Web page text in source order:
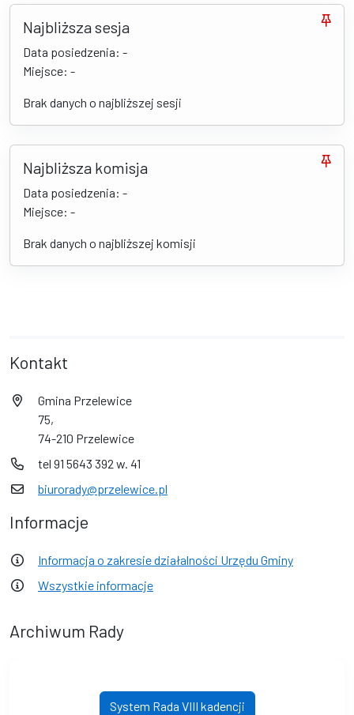
Najbliższa sesja
Data posiedzenia: -
Miejsce: -
Brak danych o najbliższej sesji
Najbliższa komisja
Data posiedzenia: -
Miejsce: -
Brak danych o najbliższej komisji
Kontakt
Gmina Przelewice
75,
74-210 Przelewice
tel 91 5643 392 w. 41
biurorady@przelewice.pl
Informacje
Informacja o zakresie działalności Urzędu Gminy
Wszystkie informacje
Archiwum Rady
System Rada VIII kadencji